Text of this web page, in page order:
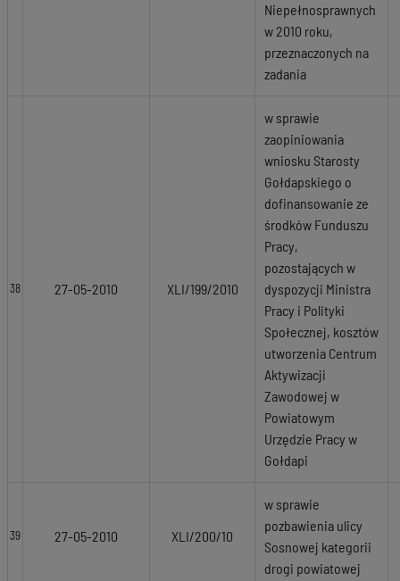
Niepełnosprawnych
w 2010 roku,
przeznaczonych na
zadania
38 27-05-2010 XLI/199/2010
w sprawie
zaopiniowania
wniosku Starosty
Gołdapskiego o
dofinansowanie ze
środków Funduszu
Pracy,
pozostających w
dyspozycji Ministra
Pracy i Polityki
Społecznej, kosztów
utworzenia Centrum
Aktywizacji
Zawodowej w
Powiatowym
Urzędzie Pracy w
Gołdapi
39 27-05-2010 XLI/200/10
w sprawie
pozbawienia ulicy
Sosnowej kategorii
drogi powiatowej